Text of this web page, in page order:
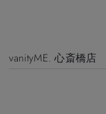
vanityME. 心斎橋店